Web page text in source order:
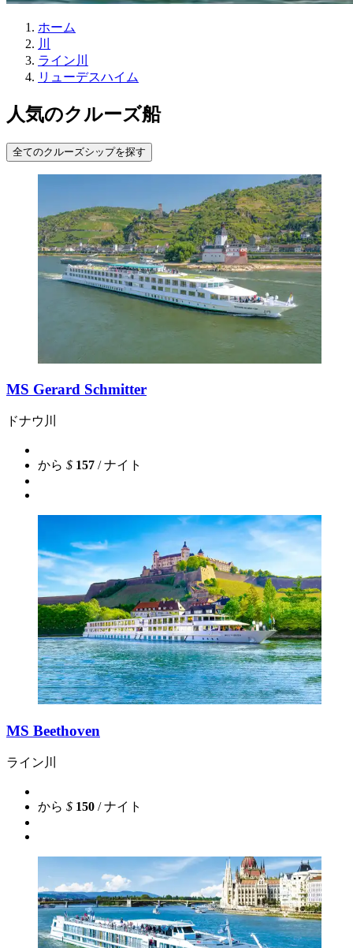
ホーム
川
ライン川
リューデスハイム
人気のクルーズ船
全てのクルーズシップを探す
MS Gerard Schmitter
ドナウ川
から $ 157 / ナイト
MS Beethoven
ライン川
から $ 150 / ナイト